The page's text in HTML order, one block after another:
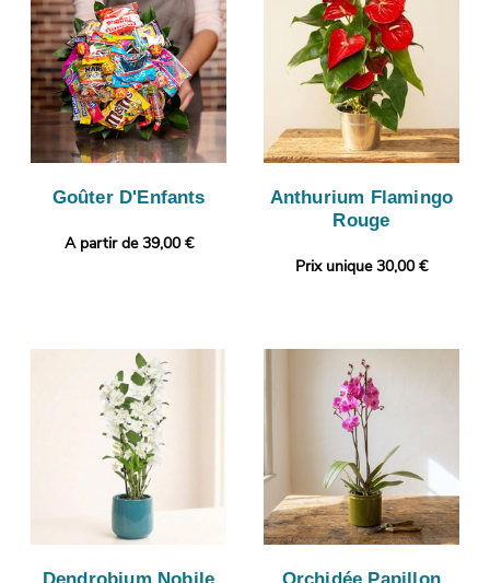
Goûter D'Enfants
A partir de 39,00 €
Anthurium Flamingo
Rouge
Prix unique 30,00 €